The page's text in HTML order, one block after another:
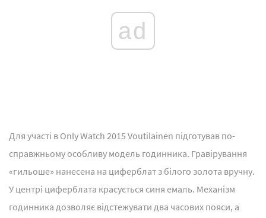
ad
Для участі в Only Watch 2015 Voutilainen підготував по-
справжньому особливу модель годинника. Гравірування
«гильоше» нанесена на циферблат з білого золота вручну.
У центрі циферблата красується синя емаль. Механізм
годинника дозволяє відстежувати два часових пояси, а